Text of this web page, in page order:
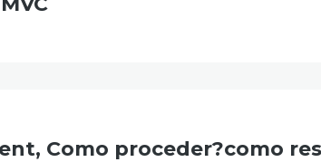
Como proceder?como